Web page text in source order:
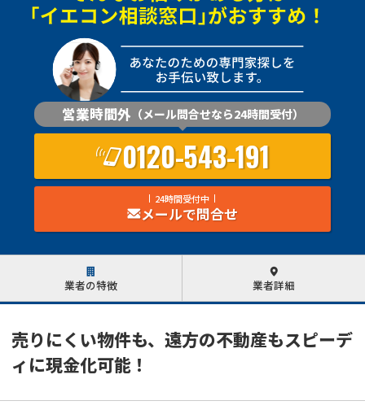
営業時間外 （メール問合せなら24時間受付）
0120-543-191
24時間受付中
メールで問合せ
業者の特徴 業者詳細
売りにくい物件も、遠方の不動産もスピーデ
ィに現金化可能！